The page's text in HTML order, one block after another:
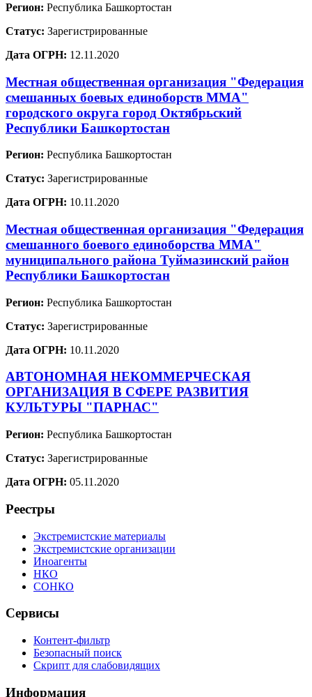
Регион: Республика Башкортостан
Статус: Зарегистрированные
Дата ОГРН: 12.11.2020
Местная общественная организация "Федерация
смешанных боевых единоборств ММА"
городского округа город Октябрьский
Республики Башкортостан
Регион: Республика Башкортостан
Статус: Зарегистрированные
Дата ОГРН: 10.11.2020
Местная общественная организация "Федерация
смешанного боевого единоборства ММА"
муниципального района Туймазинский район
Республики Башкортостан
Регион: Республика Башкортостан
Статус: Зарегистрированные
Дата ОГРН: 10.11.2020
АВТОНОМНАЯ НЕКОММЕРЧЕСКАЯ
ОРГАНИЗАЦИЯ В СФЕРЕ РАЗВИТИЯ
КУЛЬТУРЫ "ПАРНАС"
Регион: Республика Башкортостан
Статус: Зарегистрированные
Дата ОГРН: 05.11.2020
Реестры
Экстремистские материалы
Экстремистские организации
Иноагенты
НКО
СОНКО
Сервисы
Контент-фильтр
Безопасный поиск
Скрипт для слабовидящих
Информация